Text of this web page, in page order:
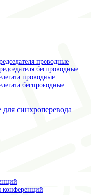
проводные
беспроводные
проводные
беспроводные
синхроперевода